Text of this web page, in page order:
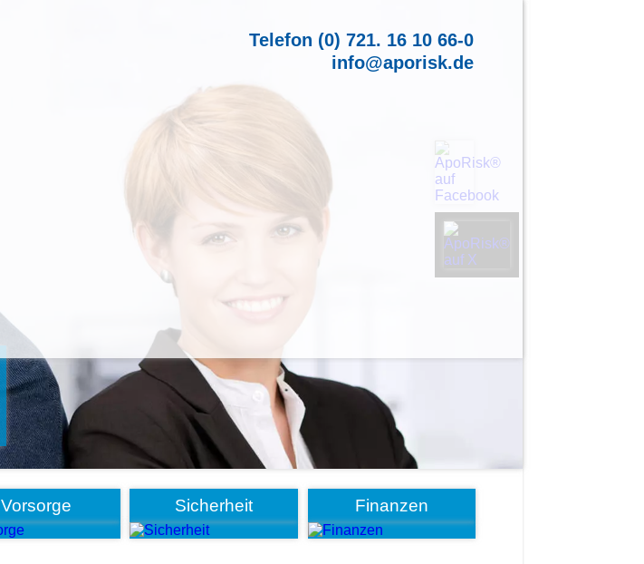
Telefon (0) 721. 16 10 66-0
info@aporisk.de
Vorsorge Sicherheit Finanzen